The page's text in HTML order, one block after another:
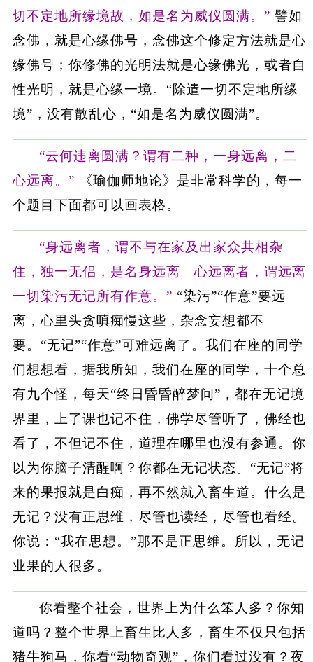
切不定地所缘境故，如是名为威仪圆满。” 譬如
念佛，就是心缘佛号，念佛这个修定方法就是心
缘佛号；你修佛的光明法就是心缘佛光，或者自
性光明，就是心缘一境。“除遣一切不定地所缘
境”，没有散乱心，“如是名为威仪圆满”。
“云何违离圆满？谓有二种，一身远离，二
心远离。”
《瑜伽师地论》是非常科学的，每一
个题目下面都可以画表格。
“身远离者，谓不与在家及出家众共相杂
住，独一无侣，是名身远离。心远离者，谓远离
一切染污无记所有作意。” “染污”“作意”要远
离，心里头贪嗔痴慢这些，杂念妄想都不
要。“无记”“作意”可难远离了。我们在座的同学
们想想看，据我所知，我们在座的同学，十个总
有九个怪，每天“终日昏昏醉梦间”，都在无记境
界里，上了课也记不住，佛学尽管听了，佛经也
看了，不但记不住，道理在哪里也没有参通。你
以为你脑子清醒啊？你都在无记状态。“无记”将
来的果报就是白痴，再不然就入畜生道。什么是
无记？没有正思维，尽管也读经，尽管也看经。
你说：“我在思想。”那不是正思维。所以，无记
业果的人很多。
你看整个社会，世界上为什么笨人多？你知
道吗？整个世界上畜生比人多，畜生不仅只包括
猪牛狗马，你看“动物奇观”，你们看过没有？夜